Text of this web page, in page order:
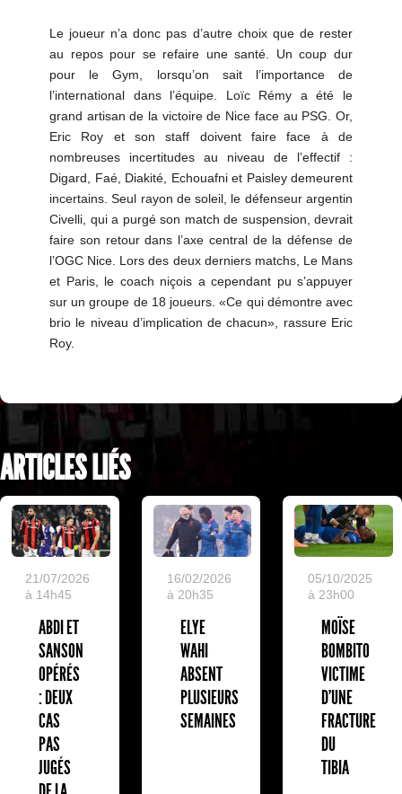
Le joueur n’a donc pas d’autre choix que de rester
au repos pour se refaire une santé. Un coup dur
pour le Gym, lorsqu’on sait l’importance de
l’international dans l’équipe. Loïc Rémy a été le
grand artisan de la victoire de Nice face au PSG. Or,
Eric Roy et son staff doivent faire face à de
nombreuses incertitudes au niveau de l’effectif :
Digard, Faé, Diakité, Echouafni et Paisley demeurent
incertains. Seul rayon de soleil, le défenseur argentin
Civelli, qui a purgé son match de suspension, devrait
faire son retour dans l’axe central de la défense de
l’OGC Nice. Lors des deux derniers matchs, Le Mans
et Paris, le coach niçois a cependant pu s’appuyer
sur un groupe de 18 joueurs. «Ce qui démontre avec
brio le niveau d’implication de chacun», rassure Eric
Roy.
ARTICLES LIÉS
21/07/2026
à 14h45
ABDI ET
SANSON
OPÉRÉS
: DEUX
CAS
PAS
JUGÉS
16/02/2026
à 20h35
ELYE
WAHI
ABSENT
PLUSIEURS
SEMAINES
05/10/2025
à 23h00
MOÏSE
BOMBITO
VICTIME
D'UNE
FRACTURE
DU
TIBIA